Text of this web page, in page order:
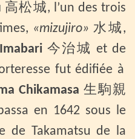
高松城, l’un des trois
«mizujiro» 水城,
Imabari 今治城 et de
fut édifiée à
Chikamasa 生駒親
en 1642 sous le
de Takamatsu de la